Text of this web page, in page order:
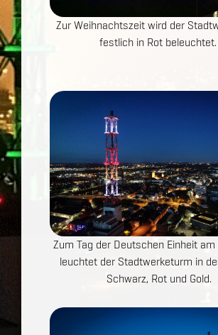
Zur Weihnachtszeit wird der
festlich in Rot beleuchtet.
Show larger version for:
Zum Tag der Deutschen Einheit am
leuchtet der Stadtwerketurm in
Schwarz, Rot und Gold.
Show larger version for: